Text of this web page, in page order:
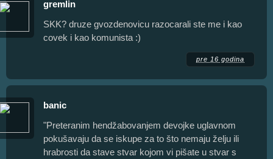
gremlin
SKK? druze gvozdenovicu razocarali ste me i kao
covek i kao komunista :)
pre 16 godina
banic
"Preteranim hendžabovanjem devojke uglavnom
pokušavaju da se iskupe za to što nemaju želju ili
hrabrosti da stave stvar kojom vi pišate u stvar s